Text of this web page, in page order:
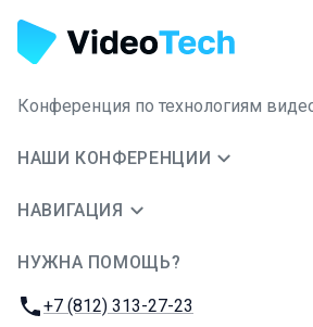
Конференция по технологиям
НАШИ КОНФЕРЕНЦИИ
НАВИГАЦИЯ
НУЖНА ПОМОЩЬ?
Телефон:
+7 (812) 313-27-23